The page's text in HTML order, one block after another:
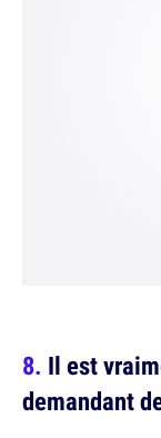
Il est
demandant